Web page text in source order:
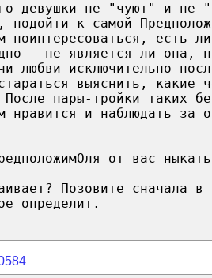
девушки не "чуют" и не
к самой
поинтересоваться, есть
- не является ли она,
любви исключительно
выяснить, какие
пары-тройки таких
и наблюдать за
от вас
Позовите сначала
определит.